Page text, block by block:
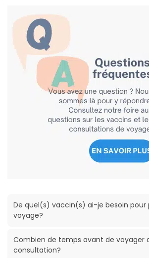
De quel(s) vaccin(s) ai-je besoin pour
voyage?
Combien de temps avant de voyager
consultation?